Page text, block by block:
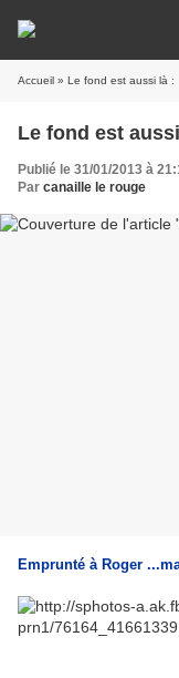
Accueil » Le fond est aussi là :
Le fond est
Publié le 31/01/2013 à
Par canaille le rouge
Emprunté à Roger